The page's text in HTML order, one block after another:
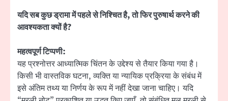
यदि सब कुछ ड्रामा में पहले से निश्चित है, तो फिर पुरुषार्थ करने की
आवश्यकता क्यों है?
महत्वपूर्ण टिप्पणी:
यह प्रश्नोत्तर आध्यात्मिक चिंतन के उद्देश्य से तैयार किया गया है।
किसी भी वास्तविक घटना, व्यक्ति या न्यायिक प्रक्रिया के संबंध में
इसे अंतिम तथ्य या निर्णय के रूप में नहीं देखा जाना चाहिए। यदि